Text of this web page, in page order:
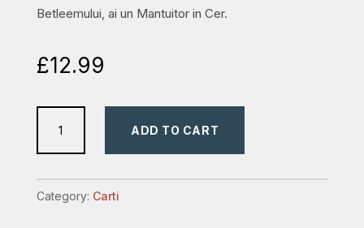
Betleemului, ai un Mantuitor in Cer.
£12.99
Dragostea
se
ADD TO CART
Category: Carti